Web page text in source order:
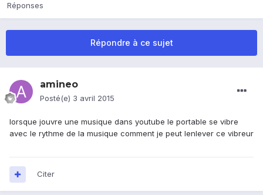
Réponses
Répondre à ce sujet
amineo
Posté(e) 3 avril 2015
lorsque jouvre une musique dans youtube le portable se vibre
avec le rythme de la musique comment je peut lenlever ce vibreur
Citer